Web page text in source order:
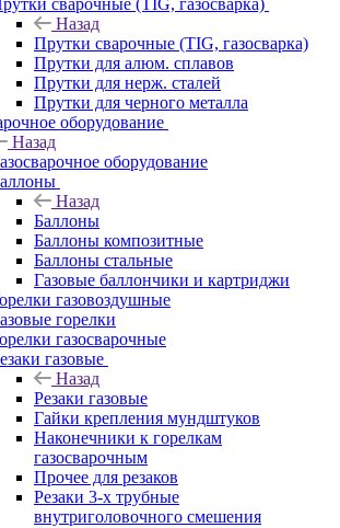
сварочные (TIG, газосварка)
Назад
Прутки сварочные (TIG, газосварка)
Прутки для алюм. сплавов
Прутки для нерж. сталей
Прутки для черного металла
оборудование
Назад
оборудование
Назад
Баллоны
Баллоны композитные
Баллоны стальные
Газовые баллончики и картриджи
газовоздушные
горелки
газосварочные
газовые
Назад
Резаки газовые
Гайки крепления мундштуков
Наконечники к горелкам
газосварочным
Прочее для резаков
Резаки 3-х трубные
внутриголовочного смешения